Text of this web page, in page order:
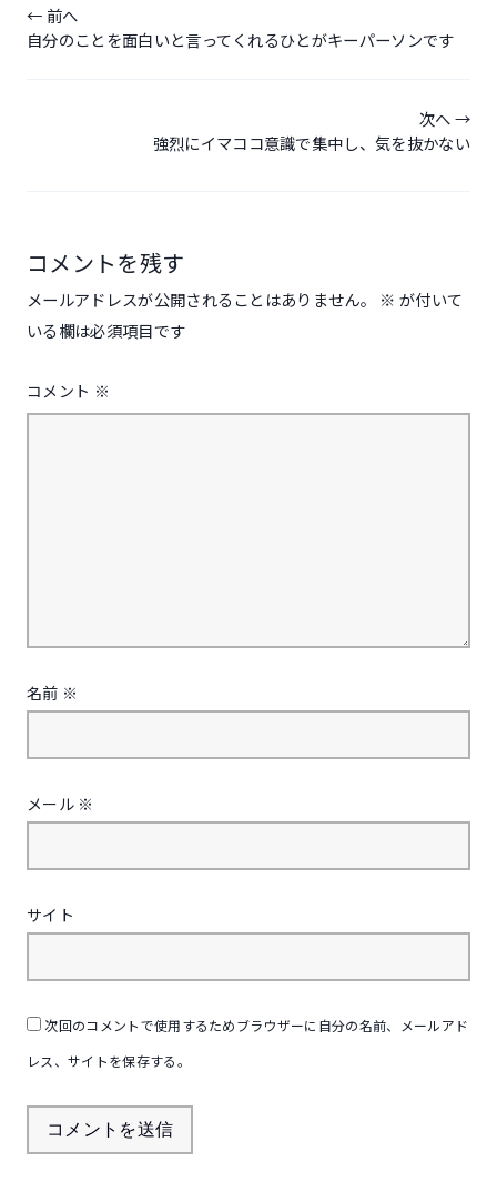
稿
ナ
ン
前へ
自分のことを面白いと言ってくれるひとがキーパーソンです
次へ
強烈にイマココ意識で集中し、気を抜かない
コメントを残す
メールアドレスが公開されることはありません。 ※ が付いて
いる欄は必須項目です
コメント ※
名前 ※
メール ※
サイト
次回のコメントで使用するためブラウザーに自分の名前、メールアド
レス、サイトを保存する。